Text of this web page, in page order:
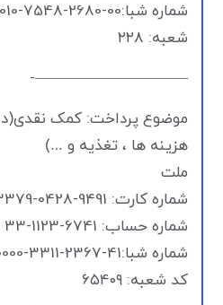
شعبه: ۲۲۸
——————————-
موضوع پرداخت: کمک
هزینه ها ، تغذیه و …)
ملت
شماره کارت: 9491-0428-3379-6104
شماره حساب: 6741-1123-33
شماره شبا:IR 51-0120-0200-0000-3311-2367-41
کد شعبه: ۶۵۴۰۹